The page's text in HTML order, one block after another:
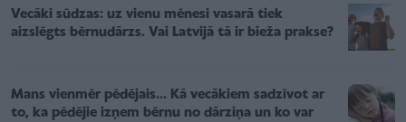
Vecāki sūdzas: uz vienu mēnesi vasarā tiek
aizslēgts bērnudārzs. Vai Latvijā tā ir bieža prakse?
Mans vienmēr pēdējais... Kā vecākiem sadzīvot ar
to, ka pēdējie izņem bērnu no dārziņa un ko var